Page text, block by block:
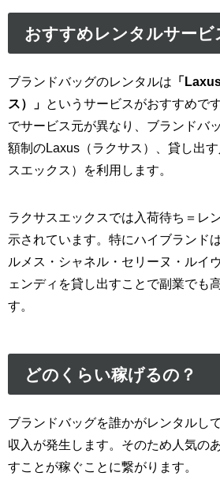
おすすめレンタルサービ
ブランドバッグのレンタルは 「
ス）」
というサービスがおすすめで
でサービス元が異なり、ブランドバ
額制のLaxus（ラクサス）、貸し出
スエックス）を利用します。
ラクサスエックスでは入荷待ち＝レ
示されています。特にハイブランド
ルメス・シャネル・セリーヌ・ルイ
ェンディを貸し出すことで副業でも
す。
どのくらい稼げるの？
ブランドバッグを誰かがレンタルし
収入が発生します。そのため人気の
すことが稼ぐことに繋がります。